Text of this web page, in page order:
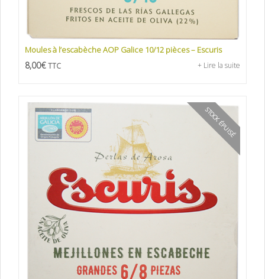
Moules à l’escabèche AOP Galice 10/12 pièces – Escuris
8,00€ TTC + Lire la suite
STOCK ÉPUISÉ